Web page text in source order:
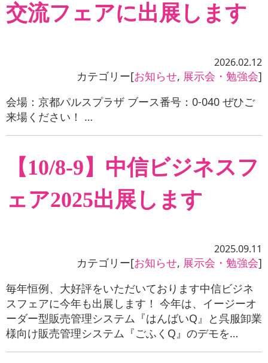
交流フェアに出展します
2026.02.12
カテゴリー[お知らせ, 展示会・勉強会]
会場：京都パルスプラザ ブース番号：0-040 ぜひご
来場ください！ …
【10/8-9】中信ビジネスフ
ェア2025出展します
2025.09.11
カテゴリー[お知らせ, 展示会・勉強会]
毎年恒例、大好評をいただいております中信ビジネ
スフェアに今年も出展します！ 今年は、イージーオ
ーダー型販売管理システム『はんばいQ』と呉服卸業
様向け販売管理システム『ごふくQ』のデモを…